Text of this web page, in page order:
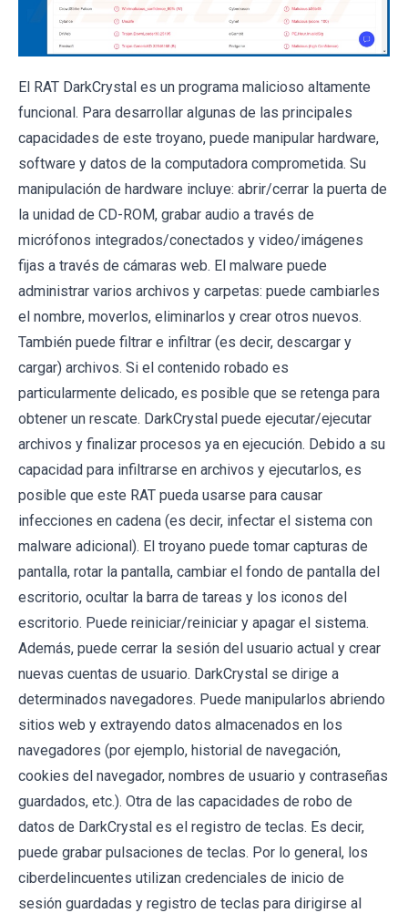
El RAT DarkCrystal es un programa malicioso altamente
funcional. Para desarrollar algunas de las principales
capacidades de este troyano, puede manipular hardware,
software y datos de la computadora comprometida. Su
manipulación de hardware incluye: abrir/cerrar la puerta de
la unidad de CD-ROM, grabar audio a través de
micrófonos integrados/conectados y video/imágenes
fijas a través de cámaras web. El malware puede
administrar varios archivos y carpetas: puede cambiarles
el nombre, moverlos, eliminarlos y crear otros nuevos.
También puede filtrar e infiltrar (es decir, descargar y
cargar) archivos. Si el contenido robado es
particularmente delicado, es posible que se retenga para
obtener un rescate. DarkCrystal puede ejecutar/ejecutar
archivos y finalizar procesos ya en ejecución. Debido a su
capacidad para infiltrarse en archivos y ejecutarlos, es
posible que este RAT pueda usarse para causar
infecciones en cadena (es decir, infectar el sistema con
malware adicional). El troyano puede tomar capturas de
pantalla, rotar la pantalla, cambiar el fondo de pantalla del
escritorio, ocultar la barra de tareas y los iconos del
escritorio. Puede reiniciar/reiniciar y apagar el sistema.
Además, puede cerrar la sesión del usuario actual y crear
nuevas cuentas de usuario. DarkCrystal se dirige a
determinados navegadores. Puede manipularlos abriendo
sitios web y extrayendo datos almacenados en los
navegadores (por ejemplo, historial de navegación,
cookies del navegador, nombres de usuario y contraseñas
guardados, etc.). Otra de las capacidades de robo de
datos de DarkCrystal es el registro de teclas. Es decir,
puede grabar pulsaciones de teclas. Por lo general, los
ciberdelincuentes utilizan credenciales de inicio de
sesión guardadas y registro de teclas para dirigirse al